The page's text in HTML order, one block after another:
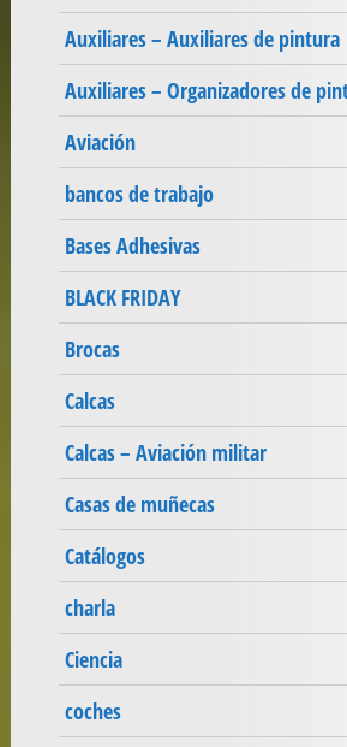
Auxiliares – Auxiliares de pintura
Auxiliares – Organizadores de
Aviación
bancos de trabajo
Bases Adhesivas
BLACK FRIDAY
Brocas
Calcas
Calcas – Aviación militar
Casas de muñecas
Catálogos
charla
Ciencia
coches